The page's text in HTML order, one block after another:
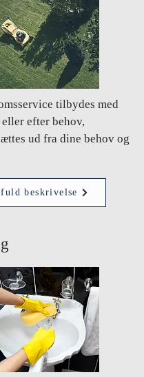
tilbydes med
efter behov,
ud fra dine behov og
fuld beskrivelse